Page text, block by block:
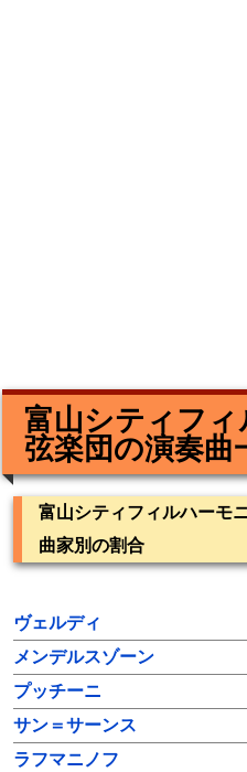
富山シティフ
弦楽団の演奏曲
富山シティフィルハーモ
曲家別の割合
ヴェルディ
メンデルスゾーン
プッチーニ
サン＝サーンス
ラフマニノフ